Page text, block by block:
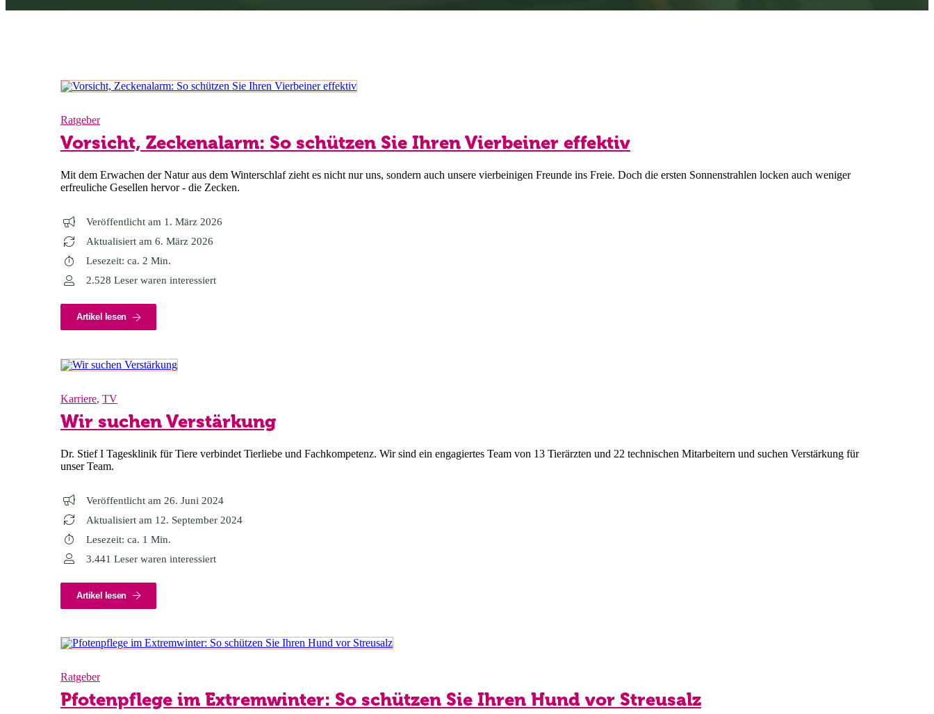
Ratgeber
Vorsicht, Zeckenalarm: So schützen Sie Ihren Vierbeiner effektiv
Mit dem Erwachen der Natur aus dem Winterschlaf zieht es nicht nur uns, sondern auch unsere vierbeinigen Freunde ins Freie. Doch die ersten Sonnenstrahlen locken auch weniger
erfreuliche Gesellen hervor - die Zecken.
Veröffentlicht am 1. März 2026
Aktualisiert am 6. März 2026
Lesezeit: ca. 2 Min.
2.528 Leser waren interessiert
Artikel lesen
Karriere, TV
Wir suchen Verstärkung
Dr. Stief I Tagesklinik für Tiere verbindet Tierliebe und Fachkompetenz. Wir sind ein engagiertes Team von 13 Tierärzten und 22 technischen Mitarbeitern und suchen Verstärkung für
unser Team.
Veröffentlicht am 26. Juni 2024
Aktualisiert am 12. September 2024
Lesezeit: ca. 1 Min.
3.441 Leser waren interessiert
Artikel lesen
Ratgeber
Pfotenpflege im Extremwinter: So schützen Sie Ihren Hund vor Streusalz
Kontakt
Downloads